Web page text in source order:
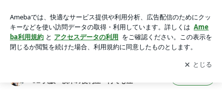
ー 大阪府茨木市 / LIFE RESCUE 大阪・茨木の便利屋・何でも
アプリをダウンロードして ブログの更新通知
を受け取りまし
ょう。
開く
UE 大阪・茨木の便利屋・何でも屋